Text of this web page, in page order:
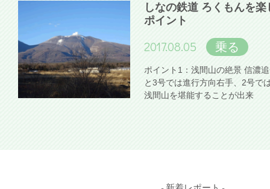
しなの鉄道 ろくもんを
ポイント
2017.08.05 乗る
ポイント1：浅間山の絶景 信濃
と3号では進行方向右手、2号で
浅間山を堪能することが出来